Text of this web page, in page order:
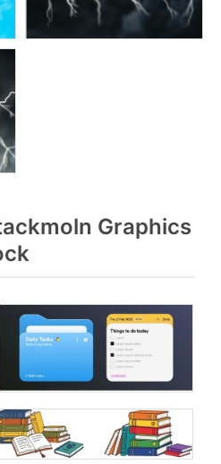
Graphics